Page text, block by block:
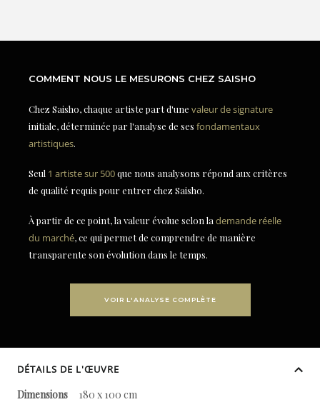
COMMENT NOUS LE MESURONS CHEZ SAISHO
Chez Saisho, chaque artiste part d'une valeur de signature
initiale, déterminée par l'analyse de ses fondamentaux
artistiques.
Seul 1 artiste sur 500que nous analysons répond aux critères
de qualité requis pour entrer chez Saisho.
À partir de ce point, la valeur évolue selon la demande réelle
du marché, ce qui permet de comprendre de manière
transparente son évolution dans le temps.
VOIR L'ANALYSE COMPLÈTE
DÉTAILS DE L'ŒUVRE
Dimensions
180 x 100 cm